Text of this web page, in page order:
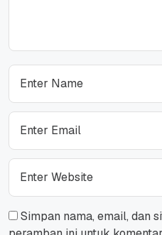
Simpan nama, email, dan